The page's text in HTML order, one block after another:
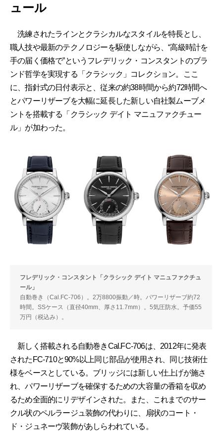
ュール
洗練されたラインとクラシカルなスタイルを特長とし、
職人技や最新のテクノロジーを駆使しながら、“高級時計を
手の届く価格で”というフレデリック・コンスタントのブラ
ンド哲学を実現する「クラシック」コレクション。ここ
に、指針式の日付表示と、従来の約38時間から約72時間へ
とパワーリザーブを大幅に延長した新しい自社製ムーブメ
ントを搭載する「クラシック デイト マニュファクチュー
ル」が加わった。
フレデリック・コンスタント「クラシック デイト マニュファクチュ
ール」
自動巻き（Cal.FC-706）。2万8800振動／時。パワーリザーブ約72
時間。SSケース（直径40mm、厚さ11.7mm）。5気圧防水。予価55
万円（税込み）。
新しく搭載される自動巻きCal.FC-706は、2012年に発表
されたFC-710と90%以上同じ部品が使用され、同じ技術仕
様をベースとしている。ブリッジには新しい仕上げが施さ
れ、パワーリザーブを確保するための大容量の香箱を収め
るため全面的にリデザインされた。また、これまでのサー
クル状のペルラージュ装飾の代わりに、扇状のコート・
ド・ジュネーヴ装飾があしらわれている。